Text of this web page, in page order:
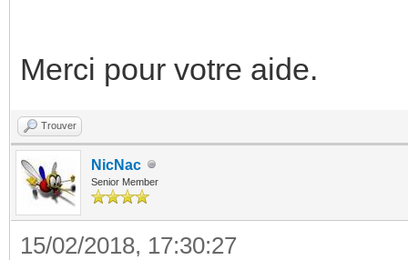
Merci pour votre aide.
Trouver
NicNac
Senior Member
15/02/2018, 17:30:27